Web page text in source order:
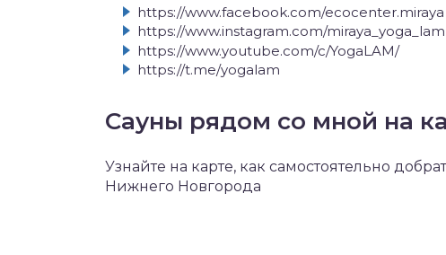
https://www.facebook.com/ecocenter.miraya
https://www.instagram.com/miraya_yoga_lam
https://www.youtube.com/c/YogaLAM/
https://t.me/yogalam
Сауны рядом со мной на
Узнайте на карте, как самостоятельно
Нижнего Новгорода